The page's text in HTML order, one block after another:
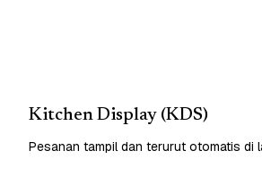
Kitchen Display (KDS)
Pesanan tampil dan terurut otomatis di